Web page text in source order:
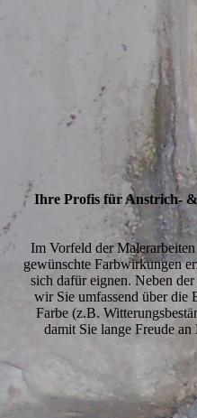
Ihre Profis für Anstrich-
Im Vorfeld der
gewünschte Farbwirkungen
sich dafür eignen. Neben
wir Sie umfassend über die
Farbe (z.B.
damit Sie lange Freude